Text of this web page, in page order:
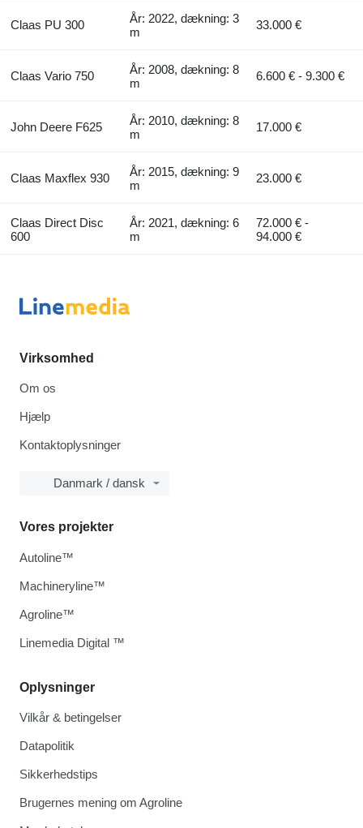
Claas PU 300
År: 2022, dækning: 3
m
33.000 €
Claas Vario 750
År: 2008, dækning: 8
m
6.600 € - 9.300 €
John Deere F625
År: 2010, dækning: 8
m
17.000 €
Claas Maxflex 930
År: 2015, dækning: 9
m
23.000 €
Claas Direct Disc
600
År: 2021, dækning: 6
m
72.000 € -
94.000 €
Virksomhed
Om os
Hjælp
Kontaktoplysninger
Danmark / dansk
Oplysninger
Vilkår & betingelser
Datapolitik
Sikkerhedstips
Brugernes mening om Agroline
Vores projekter
Autoline™
Machineryline™
Agroline™
Linemedia Digital ™